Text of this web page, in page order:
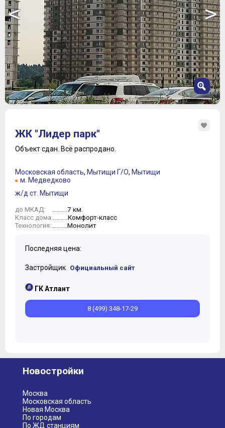
< >
3
4
6
7
ЖК "Лидер парк"
Объект сдан. Всё распродано.
Московская область, Мытищи Г/О, Мытищи
м. Медведково
ж/д ст. Мытищи
до МКАД: 7 км.
Класс дома: Комфорт-класс
Технология: Монолит
Последняя цена:
Застройщик Официальный сайт
ГК Атлант
8 (499) 348-17-29
Новостройки
Москва
Московская область
Новая Москва
По городам
По ЖД станциям